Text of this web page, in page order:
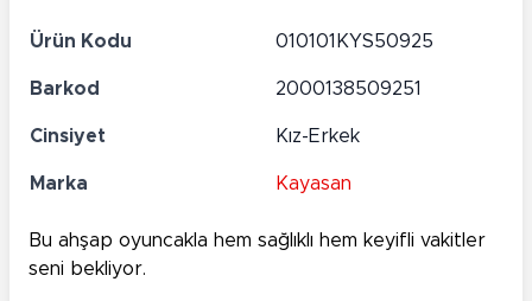
Ürün Kodu 010101KYS50925
Barkod 2000138509251
Cinsiyet Kız-Erkek
Marka Kayasan
Bu ahşap oyuncakla hem sağlıklı hem keyifli vakitler
seni bekliyor.